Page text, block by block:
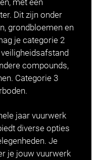
met een
Dit zijn onder
grondbloemen en
je categorie 2
compounds,
Categorie 3
jaar vuurwerk
diverse opties
Je
je jouw vuurwerk